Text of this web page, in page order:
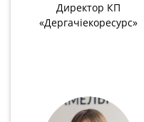
Директор КП
«Дергачіекоресурс»